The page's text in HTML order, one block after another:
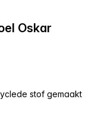
Oskar
stof gemaakt